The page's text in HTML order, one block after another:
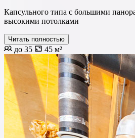
Капсульного типа с большими
высокими потолками
Читать полностью
до 35 45 м²